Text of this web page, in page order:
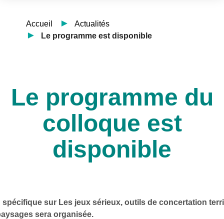
Accueil
Actualités
Le programme est disponible
Le programme du
colloque est
disponible
spécifique sur Les jeux sérieux, outils de concertation
sera organisée.